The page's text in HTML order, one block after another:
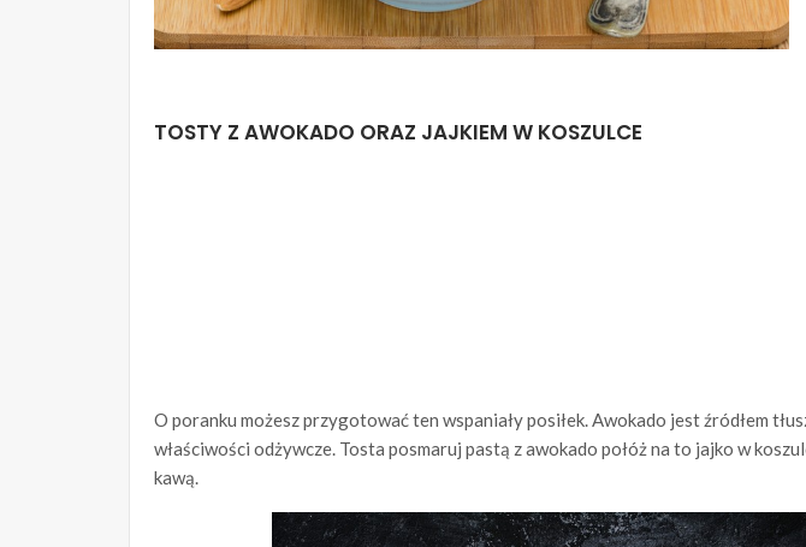
TOSTY Z AWOKADO ORAZ JAJKIEM W KOSZULCE
O poranku możesz przygotować ten wspaniały posiłek. Awokado jest źródłem
właściwości odżywcze. Tosta posmaruj pastą z awokado połóż na to jajko w
kawą.